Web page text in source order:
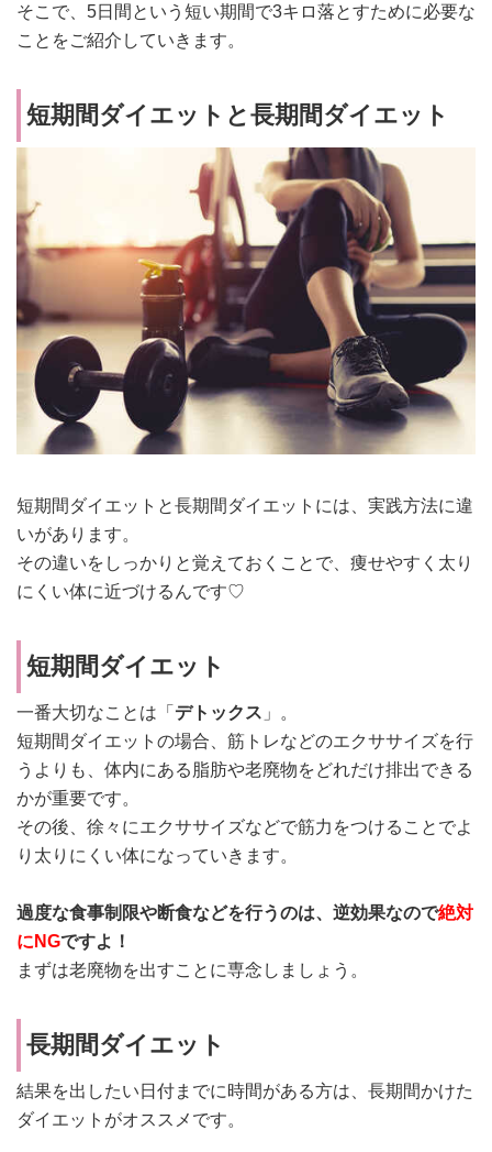
そこで、5日間という短い期間で3キロ落とすために必要な
ことをご紹介していきます。
短期間ダイエットと長期間ダイエット
短期間ダイエットと長期間ダイエットには、実践方法に違
いがあります。
その違いをしっかりと覚えておくことで、痩せやすく太り
にくい体に近づけるんです♡
短期間ダイエット
一番大切なことは「 デトックス 」。
短期間ダイエットの場合、筋トレなどのエクササイズを行
うよりも、体内にある脂肪や老廃物をどれだけ排出できる
かが重要です。
その後、徐々にエクササイズなどで筋力をつけることでよ
り太りにくい体になっていきます。
過度な食事制限や断食などを行うのは、逆効果なので絶対
にNGですよ！
まずは老廃物を出すことに専念しましょう。
長期間ダイエット
結果を出したい日付までに時間がある方は、長期間かけた
ダイエットがオススメです。